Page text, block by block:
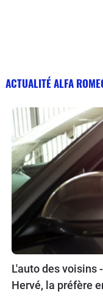
ACTUALITÉ ALFA
L'auto des voisins
Hervé, la préfère